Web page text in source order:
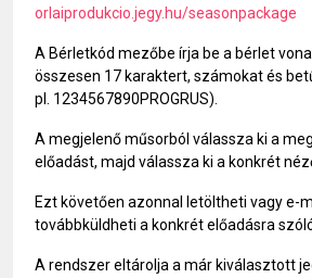
orlaiprodukcio.jegy.hu/seasonpackage
A Bérletkód mezőbe írja be a bérlet
összesen 17 karaktert, számokat és
pl. 1234567890PROGRUS).
A megjelenő műsorból válassza ki a
előadást, majd válassza ki a konkrét
Ezt követően azonnal letöltheti vagy e-
továbbküldheti a konkrét előadásra
A rendszer eltárolja a már kiválasztott